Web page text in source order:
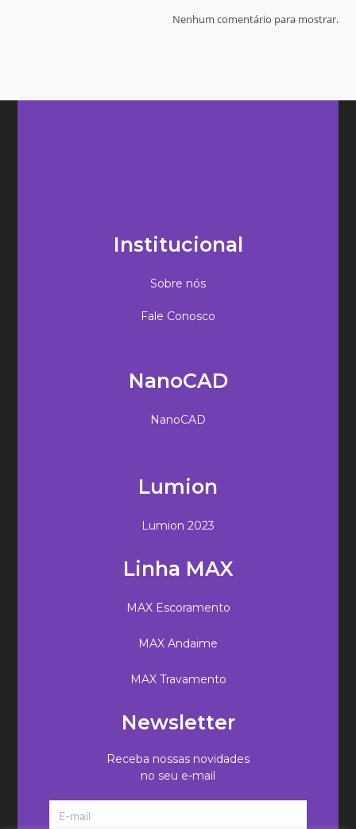
Nenhum comentário para mostrar.
Institucional
Sobre nós
Fale Conosco
NanoCAD
NanoCAD
Lumion
Lumion 2023
Linha MAX
MAX Escoramento
MAX Andaime
MAX Travamento
Newsletter
Receba nossas novidades
no seu e-mail